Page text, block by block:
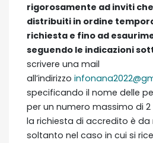
rigorosamente ad inviti
distribuiti in ordine
richiesta e fino ad
seguendo le indicazioni
scrivere una mail
all’indirizzo
specificando il nome delle
per un numero massimo di
la richiesta di accredito è
soltanto nel caso in cui si